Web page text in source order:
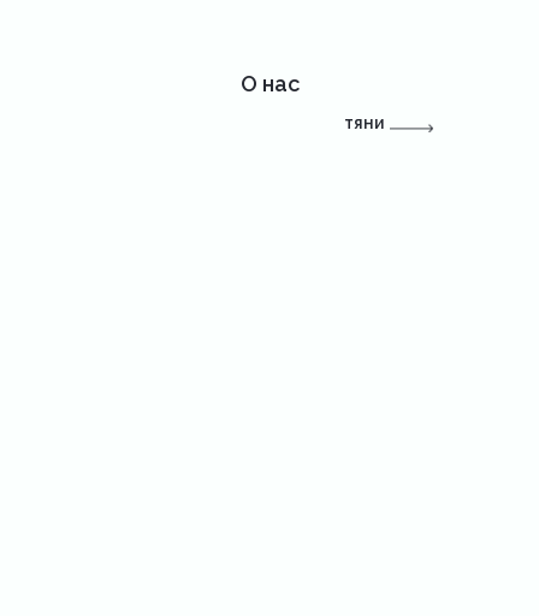
О нас
тяни